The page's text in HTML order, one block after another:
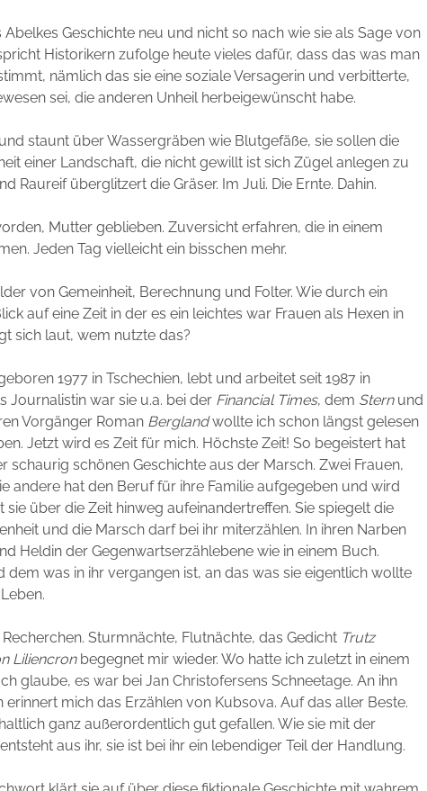
Geschichte neu und nicht so nach wie sie als Sage von
Historikern zufolge heute vieles dafür, dass das was man
nämlich das sie eine soziale Versagerin und verbitterte,
sei, die anderen Unheil herbeigewünscht habe.
staunt über Wassergräben wie Blutgefäße, sie sollen die
einer Landschaft, die nicht gewillt ist sich Zügel anlegen zu
Raureif überglitzert die Gräser. Im Juli. Die Ernte. Dahin.
Mutter geblieben. Zuversicht erfahren, die in einem
Jeden Tag vielleicht ein bisschen mehr.
von Gemeinheit, Berechnung und Folter. Wie durch ein
auf eine Zeit in der es ein leichtes war Frauen als Hexen in
sich laut, wem nutzte das?
1977 in Tschechien, lebt und arbeitet seit 1987 in
Journalistin war sie u.a. bei der Financial Times, dem Sternund
Vorgänger Roman Berglandwollte ich schon längst gelesen
Jetzt wird es Zeit für mich. Höchste Zeit! So begeistert hat
schaurig schönen Geschichte aus der Marsch. Zwei Frauen,
andere hat den Beruf für ihre Familie aufgegeben und wird
über die Zeit hinweg aufeinandertreffen. Sie spiegelt die
und die Marsch darf bei ihr miterzählen. In ihren Narben
Heldin der Gegenwartserzählebene wie in einem Buch.
dem was in ihr vergangen ist, an das was sie eigentlich wollte
Sturmnächte, Flutnächte, das Gedicht Trutz
Liliencronbegegnet mir wieder. Wo hatte ich zuletzt in einem
glaube, es war bei Jan Christofersens Schneetage. An ihn
erinnert mich das Erzählen von Kubsova. Auf das aller Beste.
ganz außerordentlich gut gefallen. Wie sie mit der
aus ihr, sie ist bei ihr ein lebendiger Teil der Handlung.